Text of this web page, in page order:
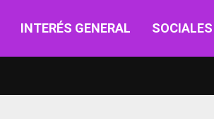
INTERÉS GENERAL SOCIALES